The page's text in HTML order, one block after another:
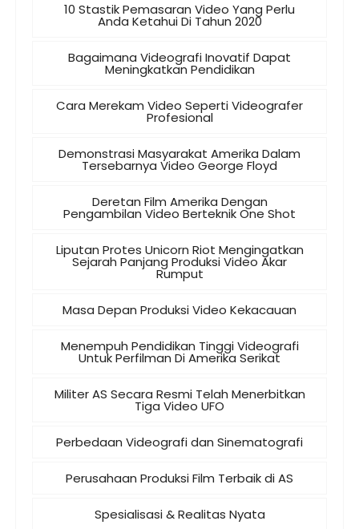
10 Stastik Pemasaran Video Yang Perlu
Anda Ketahui Di Tahun 2020
Bagaimana Videografi Inovatif Dapat
Meningkatkan Pendidikan
Cara Merekam Video Seperti Videografer
Profesional
Demonstrasi Masyarakat Amerika Dalam
Tersebarnya Video George Floyd
Deretan Film Amerika Dengan
Pengambilan Video Berteknik One Shot
Liputan Protes Unicorn Riot Mengingatkan
Sejarah Panjang Produksi Video Akar
Rumput
Masa Depan Produksi Video Kekacauan
Menempuh Pendidikan Tinggi Videografi
Untuk Perfilman Di Amerika Serikat
Militer AS Secara Resmi Telah Menerbitkan
Tiga Video UFO
Perbedaan Videografi dan Sinematografi
Perusahaan Produksi Film Terbaik di AS
Spesialisasi & Realitas Nyata